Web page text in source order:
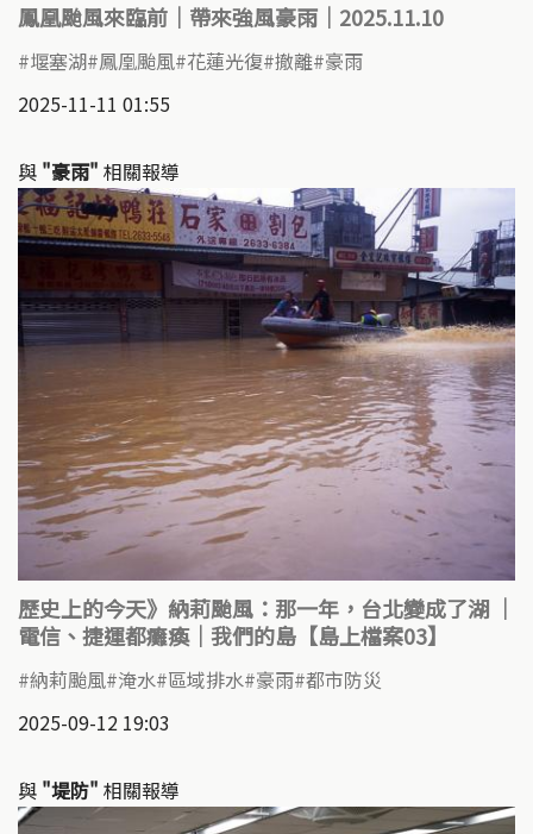
鳳凰颱風來臨前｜帶來強風豪雨｜2025.11.10
​堰塞湖 鳳凰颱風 花蓮光復 撤離 豪雨
2025-11-11 01:55
與 "豪雨" 相關報導
歷史上的今天》納莉颱風：那一年，台北變成了湖 ｜
電信、捷運都癱瘓｜我們的島【島上檔案03】
納莉颱風 淹水 區域排水 豪雨 都市防災
2025-09-12 19:03
與 "堤防" 相關報導